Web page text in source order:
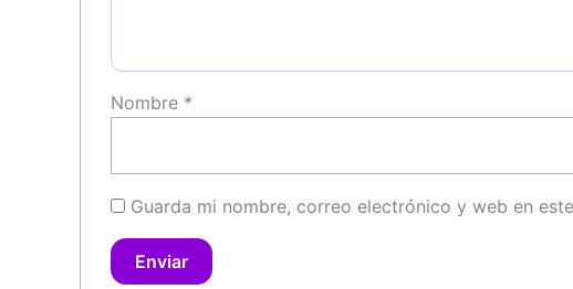
Nombre *
Guarda mi nombre, correo electrónico y web en